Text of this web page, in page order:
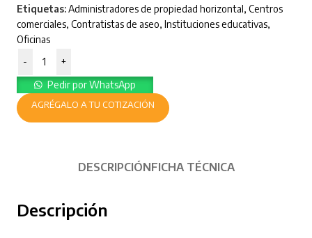
Etiquetas:Administradores de propiedad horizontal, Centros
comerciales, Contratistas de aseo, Instituciones educativas,
Oficinas
-
+
Pedir por WhatsApp
AGRÉGALO A TU COTIZACIÓN
DESCRIPCIÓNFICHA TÉCNICA
Descripción